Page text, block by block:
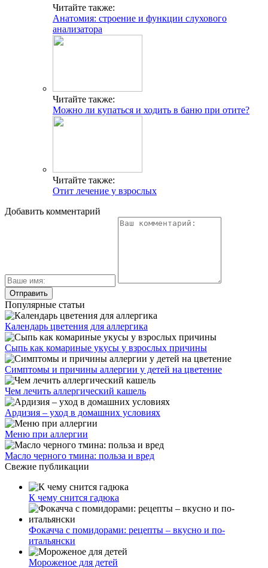
Читайте также:
Анатомия: строение и функции слухового
анализатора
Читайте также:
Можно ли купаться и ходить в баню при отите?
Читайте также:
Отит лечение у взрослых
Добавить комментарий
Популярные статьи
Календарь цветения для аллергика
Сыпь как комариные укусы у взрослых причины
Симптомы и причины аллергии у детей на цветение
Чем лечить аллергический кашель
Ардизия – уход в домашних условиях
Меню при аллергии
Масло черного тмина: польза и вред
Свежие публикации
К чему снится гадюка
Фокачча с помидорами: рецепты – вкусно и по-
итальянски
Мороженое для детей